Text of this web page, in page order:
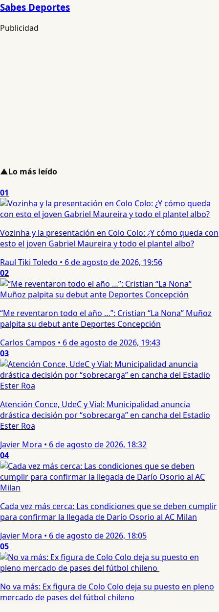
Sabes Deportes
Publicidad
▲Lo más leído
01
Vozinha y la presentación en Colo Colo: ¿Y cómo queda con
esto el joven Gabriel Maureira y todo el plantel albo?
Raul Tiki Toledo • 6 de agosto de 2026, 19:56
02
“Me reventaron todo el año …”: Cristian “La Nona” Muñoz
palpita su debut ante Deportes Concepción
Carlos Campos • 6 de agosto de 2026, 19:43
03
Atención Conce, UdeC y Vial: Municipalidad anuncia
drástica decisión por “sobrecarga” en cancha del Estadio
Ester Roa
Javier Mora • 6 de agosto de 2026, 18:32
04
Cada vez más cerca: Las condiciones que se deben cumplir
para confirmar la llegada de Darío Osorio al AC Milan
Javier Mora • 6 de agosto de 2026, 18:05
05
No va más: Ex figura de Colo Colo deja su puesto en pleno
mercado de pases del fútbol chileno